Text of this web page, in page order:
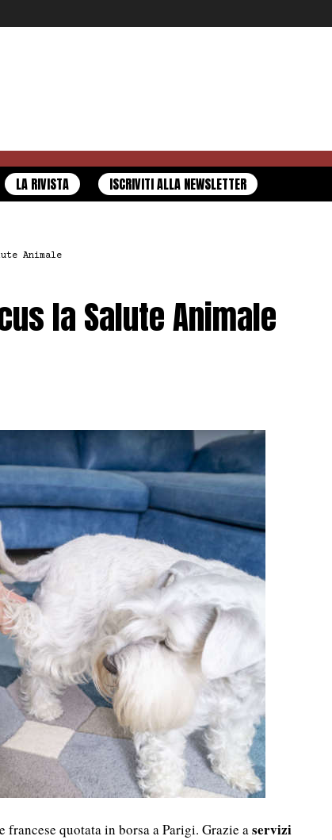
LA RIVISTA ISCRIVITI ALLA NEWSLETTER
Animale
la Salute Animale
quotata in borsa a Parigi. Grazie aservizi